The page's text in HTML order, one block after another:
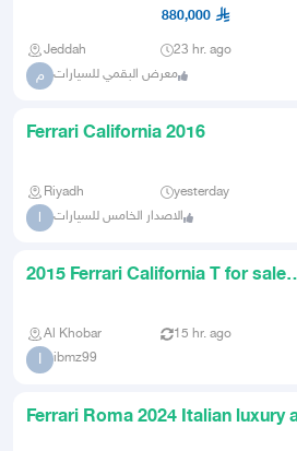
880,000
Jeddah 23 hr. ago
م معرض البقمي للسيارات
Ferrari California 2016
Riyadh yesterday
ا الاصدار الخامس للسيارات
2015 Ferrari California T for sale
Al Khobar 15 hr. ago
I ibmz99
Ferrari Roma 2024 Italian luxury